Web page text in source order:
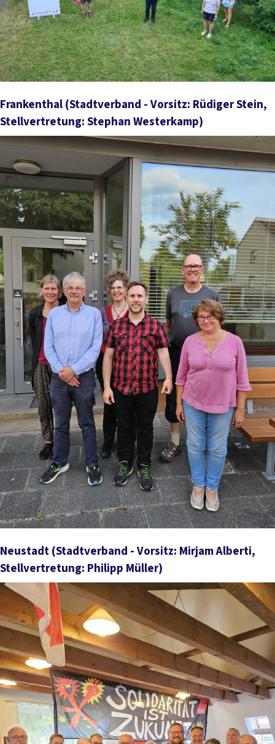
Frankenthal(Stadtverband - Vorsitz: Rüdiger Stein,
Stellvertretung: Stephan Westerkamp)
Neustadt(Stadtverband - Vorsitz: Mirjam Alberti,
Stellvertretung: Philipp Müller)